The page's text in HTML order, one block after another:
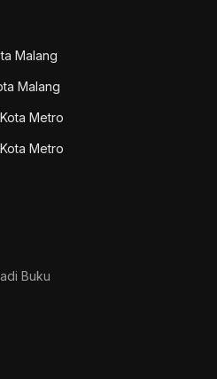
Malang
Malang
Metro
Metro
Buku